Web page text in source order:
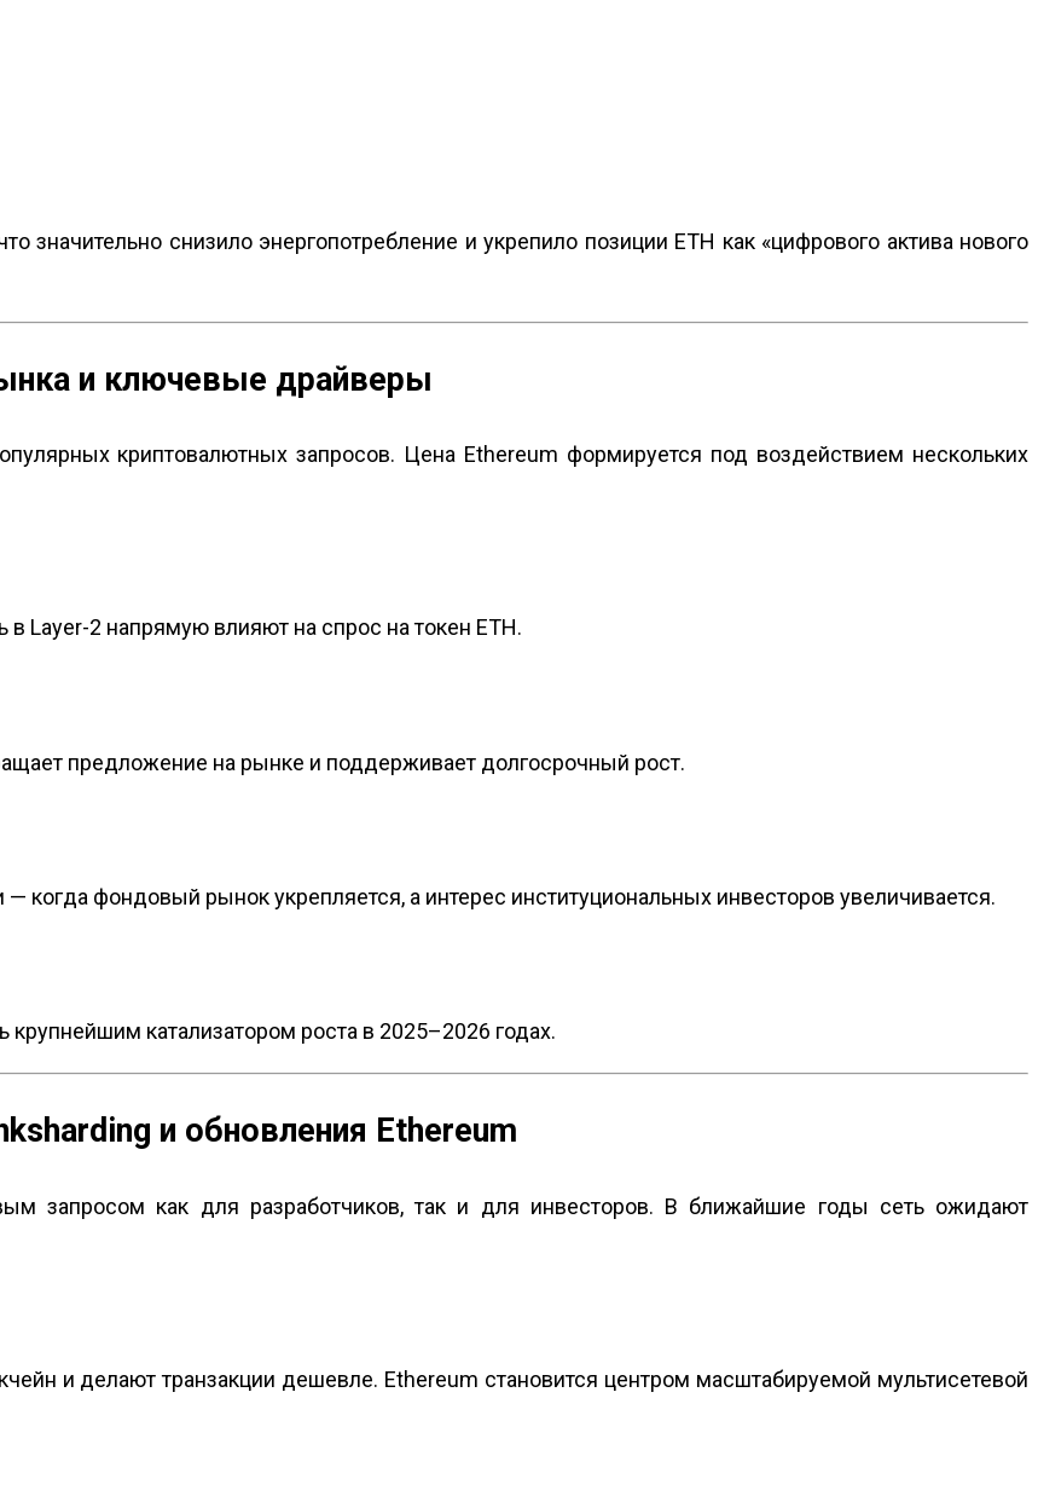
значительно снизило энергопотребление и укрепило позиции ETH как «цифрового актива нового
и ключевые драйверы
криптовалютных запросов. Цена Ethereum формируется под воздействием нескольких
Layer-2 напрямую влияют на спрос на токен ETH.
предложение на рынке и поддерживает долгосрочный рост.
когда фондовый рынок укрепляется, а интерес институциональных инвесторов увеличивается.
катализатором роста в 2025–2026 годах.
и обновления Ethereum
запросом как для разработчиков, так и для инвесторов. В ближайшие годы сеть ожидают
и делают транзакции дешевле. Ethereum становится центром масштабируемой мультисетевой